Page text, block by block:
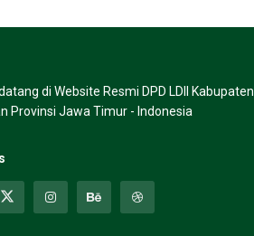
di Website Resmi DPD LDII Kabupaten
Provinsi Jawa Timur - Indonesia